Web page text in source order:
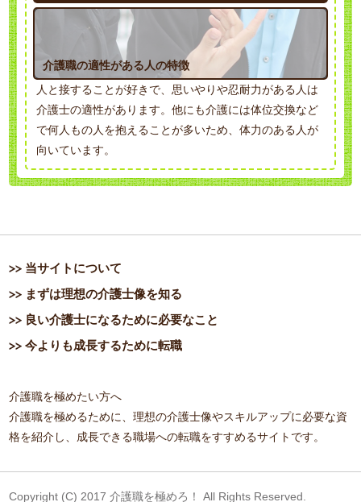
介護職の適性がある人の特徴
人と接することが好きで、思いやりや忍耐力がある人は
介護士の適性があります。他にも介護には体位交換など
で何人もの人を抱えることが多いため、体力のある人が
向いています。
当サイトについて
まずは理想の介護士像を知る
良い介護士になるために必要なこと
今よりも成長するために転職
介護職を極めたい方へ
介護職を極めるために、理想の介護士像やスキルアップに必要な資
格を紹介し、成長できる職場への転職をすすめるサイトです。
Copyright (C) 2017 介護職を極めろ！ All Rights Reserved.